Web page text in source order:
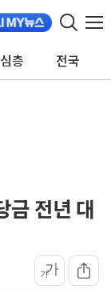
층 전국
금 전년 대
가가